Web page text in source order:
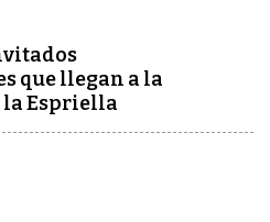
que llegan a la
la Espriella